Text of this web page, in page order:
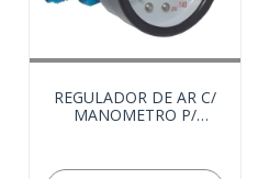
REGULADOR DE AR C/
MANOMETRO P/